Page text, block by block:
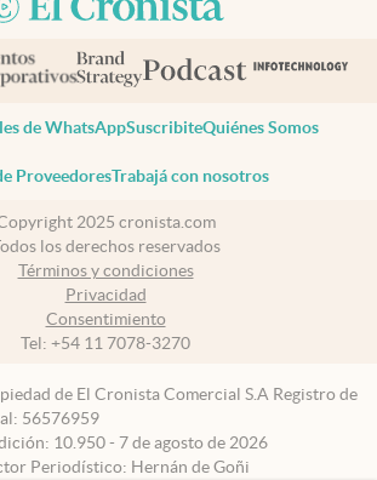
de WhatsAppSuscribiteQuiénes Somos
ProveedoresTrabajá con nosotros
2025 cronista.com
los derechos reservados
Términos y condiciones
Privacidad
Consentimiento
Tel: +54 11 7078-3270
de El Cronista Comercial S.A Registro de
56576959
10.950 - 7 de agosto de 2026
Periodístico: Hernán de Goñi